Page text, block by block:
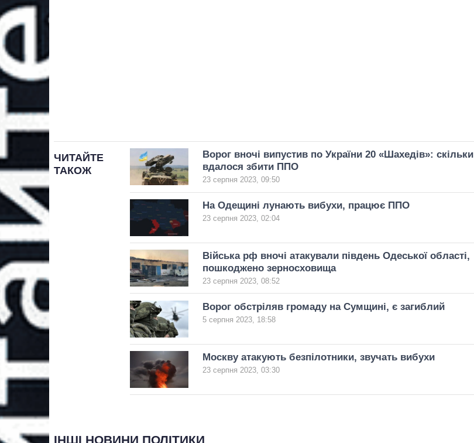
ЧИТАЙТЕ
ТАКОЖ
Ворог вночі випустив по України 20 «Шахедів»: скільки
вдалося збити ППО
23 серпня 2023, 09:50
На Одещині лунають вибухи, працює ППО
23 серпня 2023, 02:04
Війська рф вночі атакували південь Одеської області,
пошкоджено зерносховища
23 серпня 2023, 08:52
Ворог обстріляв громаду на Сумщині, є загиблий
5 серпня 2023, 18:58
Москву атакують безпілотники, звучать вибухи
23 серпня 2023, 03:30
ІНШІ НОВИНИ ПОЛІТИКИ